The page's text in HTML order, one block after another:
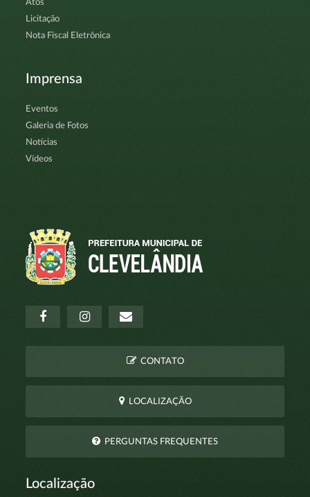
Atos
Licitação
Nota Fiscal Eletrônica
Imprensa
Eventos
Galeria de Fotos
Notícias
Vídeos
CONTATO
LOCALIZAÇÃO
PERGUNTAS FREQUENTES
Localização